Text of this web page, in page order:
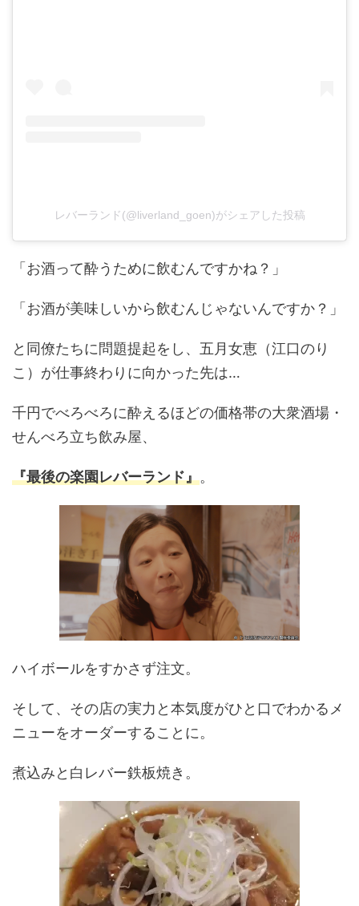
レバーランド(@liverland_goen)がシェアした投稿
「お酒って酔うために飲むんですかね？」
「お酒が美味しいから飲むんじゃないんですか？」
と同僚たちに問題提起をし、五月女恵（江口のり
こ）が仕事終わりに向かった先は…
千円でべろべろに酔えるほどの価格帯の大衆酒場・
せんべろ立ち飲み屋、
『最後の楽園レバーランド』。
ハイボールをすかさず注文。
そして、その店の実力と本気度がひと口でわかるメ
ニューをオーダーすることに。
煮込みと白レバー鉄板焼き。